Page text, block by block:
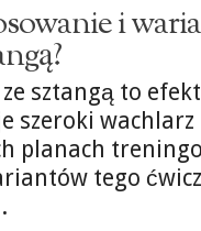
i
sztangą to
szeroki
planach
tego